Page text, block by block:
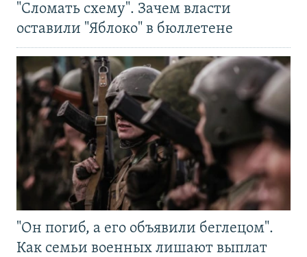
"Сломать схему". Зачем власти
оставили "Яблоко" в бюллетене
"Он погиб, а его объявили беглецом".
Как семьи военных лишают выплат